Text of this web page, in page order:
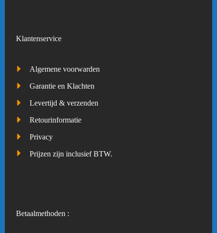
Klantenservice
Algemene voorwarden
Garantie en Klachten
Levertijd & verzenden
Retourinformatie
Privacy
Prijzen zijn inclusief BTW.
Betaalmethoden :